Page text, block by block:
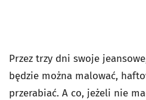
Przez trzy dni swoje
będzie można malować,
przerabiać. A co, jeżeli nie